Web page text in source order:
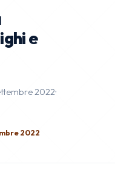
e
2022·
2022